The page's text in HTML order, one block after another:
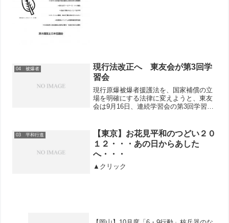
04 被爆者
現行法改正へ 東友会が第3回学
習会
現行原爆被爆者援護法を、国家補償の立
場を明確にする法律に変えようと、東友
会は9月16日、連続学習会の第3回学習会
ンターには、新潟、静岡、神奈川、千葉
などから駆けつけた人...
03 平和行進
【東京】お花見平和のつどい２０
１２・・・あの日からあした
へ・・・
▲クリック